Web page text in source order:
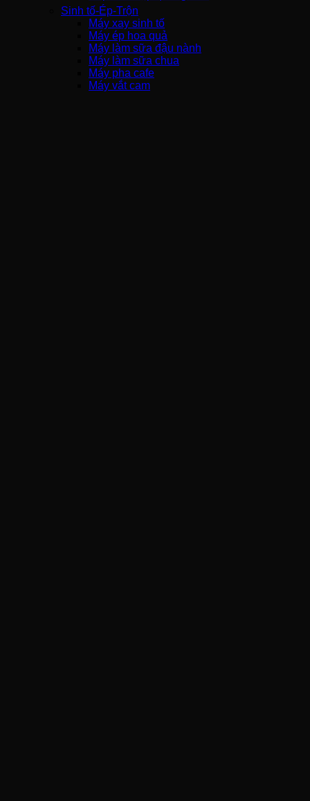
Sinh tố-Ép-Trộn
Máy xay sinh tố
Máy ép hoa quả
Máy làm sữa đậu nành
Máy làm sữa chua
Máy pha cafe
Máy vắt cam